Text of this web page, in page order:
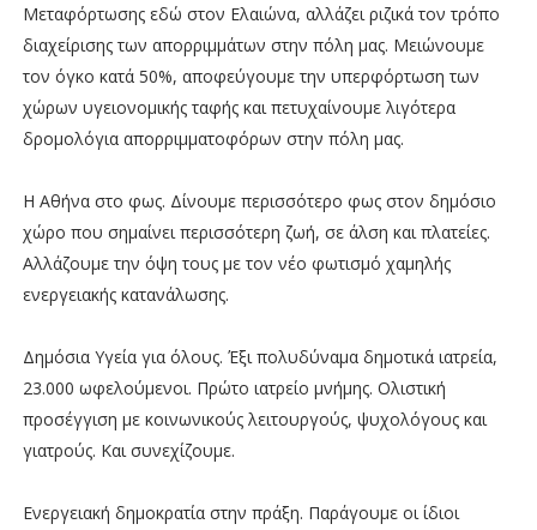
Μεταφόρτωσης εδώ στον Ελαιώνα, αλλάζει ριζικά τον τρόπο
διαχείρισης των απορριμμάτων στην πόλη μας. Μειώνουμε
τον όγκο κατά 50%, αποφεύγουμε την υπερφόρτωση των
χώρων υγειονομικής ταφής και πετυχαίνουμε λιγότερα
δρομολόγια απορριμματοφόρων στην πόλη μας.
Η Αθήνα στο φως. Δίνουμε περισσότερο φως στον δημόσιο
χώρο που σημαίνει περισσότερη ζωή, σε άλση και πλατείες.
Αλλάζουμε την όψη τους με τον νέο φωτισμό χαμηλής
ενεργειακής κατανάλωσης.
Δημόσια Υγεία για όλους. Έξι πολυδύναμα δημοτικά ιατρεία,
23.000 ωφελούμενοι. Πρώτο ιατρείο μνήμης. Ολιστική
προσέγγιση με κοινωνικούς λειτουργούς, ψυχολόγους και
γιατρούς. Και συνεχίζουμε.
Ενεργειακή δημοκρατία στην πράξη. Παράγουμε οι ίδιοι